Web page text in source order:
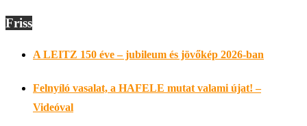
Friss
A LEITZ 150 éve – jubileum és jövőkép 2026-ban
Felnyíló vasalat, a HAFELE mutat valami újat! –
Videóval